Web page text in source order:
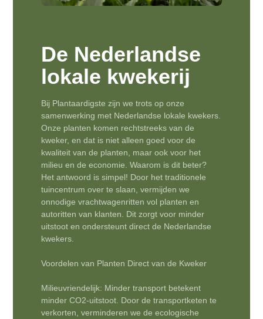
De Nederlandse
lokale kwekerij
Bij Plantaardigste zijn we trots op onze
samenwerking met Nederlandse lokale kwekers.
Onze planten komen rechtstreeks van de
kweker, en dat is niet alleen goed voor de
kwaliteit van de planten, maar ook voor het
milieu en de economie. Waarom is dit beter?
Het antwoord is simpel! Door het traditionele
tuincentrum over te slaan, vermijden we
onnodige vrachtwagenritten vol planten en
autoritten van klanten. Dit zorgt voor minder
uitstoot en ondersteunt direct de Nederlandse
kwekers.
Voordelen van Planten Direct van de Kweker
Milieuvriendelijk: Minder transport betekent
minder CO2-uitstoot. Door de transportketen te
verkorten, verminderen we de ecologische